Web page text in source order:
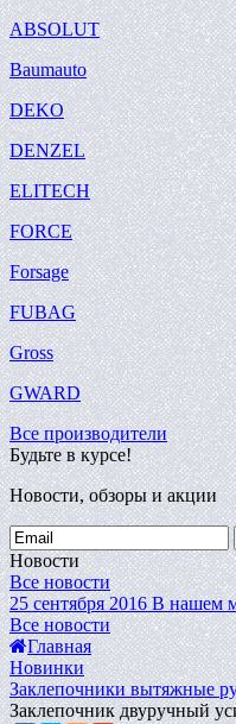
ABSOLUT
Baumauto
DEKO
DENZEL
ELITECH
FORCE
Forsage
FUBAG
Gross
GWARD
Все производители
Будьте в курсе!
Новости, обзоры и акции
Новости
Все новости
25 сентября 2016 В нашем
Все новости
Главная
Новинки
Заклепочники вытяжные
Заклепочник двуручный